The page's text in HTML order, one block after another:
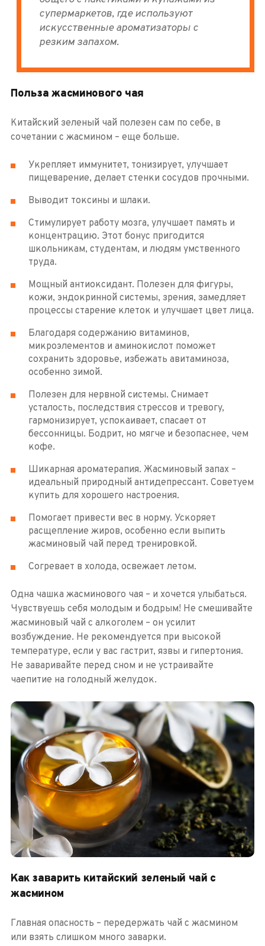
супермаркетов, где используют
искусственные ароматизаторы с
резким запахом.
Польза жасминового чая
Китайский зеленый чай полезен сам по себе, в
сочетании с жасмином – еще больше.
Укрепляет иммунитет, тонизирует, улучшает
пищеварение, делает стенки сосудов прочными.
Выводит токсины и шлаки.
Стимулирует работу мозга, улучшает память и
концентрацию. Этот бонус пригодится
школьникам, студентам, и людям умственного
труда.
Мощный антиоксидант. Полезен для фигуры,
кожи, эндокринной системы, зрения, замедляет
процессы старение клеток и улучшает цвет лица.
Благодаря содержанию витаминов,
микроэлементов и аминокислот поможет
сохранить здоровье, избежать авитаминоза,
особенно зимой.
Полезен для нервной системы. Снимает
усталость, последствия стрессов и тревогу,
гармонизирует, успокаивает, спасает от
бессонницы. Бодрит, но мягче и безопаснее, чем
кофе.
Шикарная ароматерапия. Жасминовый запах –
идеальный природный антидепрессант. Советуем
купить для хорошего настроения.
Помогает привести вес в норму. Ускоряет
расщепление жиров, особенно если выпить
жасминовый чай перед тренировкой.
Согревает в холода, освежает летом.
Одна чашка жасминового чая – и хочется улыбаться.
Чувствуешь себя молодым и бодрым! Не смешивайте
жасминовый чай с алкоголем – он усилит
возбуждение. Не рекомендуется при высокой
температуре, если у вас гастрит, язвы и гипертония.
Не заваривайте перед сном и не устраивайте
чаепитие на голодный желудок.
Как заварить китайский зеленый чай с
жасмином
Главная опасность – передержать чай с жасмином
или взять слишком много заварки.